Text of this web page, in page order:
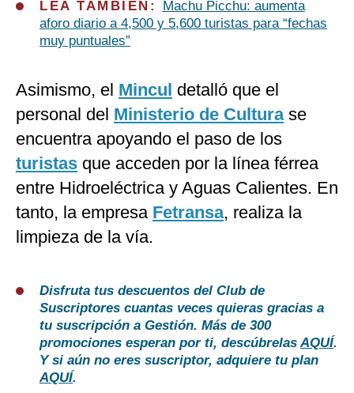
LEA TAMBIÉN:
Machu Picchu: aumenta
aforo diario a 4,500 y 5,600 turistas para “fechas
muy puntuales”
Asimismo, el Mincul detalló que el
personal del Ministerio de Culturase
encuentra apoyando el paso de los
turistas que acceden por la línea férrea
entre Hidroeléctrica y Aguas Calientes. En
tanto, la empresa Fetransa, realiza la
limpieza de la vía.
Disfruta tus descuentos del Club de
Suscriptores cuantas veces quieras gracias a
tu suscripción a Gestión. Más de 300
promociones esperan por ti, descúbrelasAQUÍ.
Y si aún no eres suscriptor, adquiere tu plan
AQUÍ.